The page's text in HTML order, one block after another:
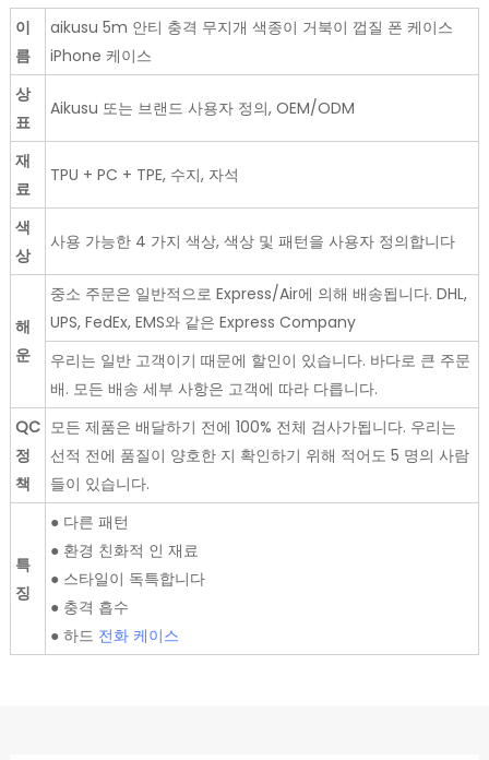
이
름
aikusu 5m 안티 충격 무지개 색종이 거북이 껍질 폰 케이스
iPhone 케이스
상
표
Aikusu 또는 브랜드 사용자 정의, OEM/ODM
재
료
TPU + PC + TPE, 수지, 자석
색
상
사용 가능한 4 가지 색상, 색상 및 패턴을 사용자 정의합니다
해
운
중소 주문은 일반적으로 Express/Air에 의해 배송됩니다. DHL,
UPS, FedEx, EMS와 같은 Express Company
우리는 일반 고객이기 때문에 할인이 있습니다. 바다로 큰 주문
배. 모든 배송 세부 사항은 고객에 따라 다릅니다.
QC
정
책
모든 제품은 배달하기 전에 100% 전체 검사가됩니다. 우리는
선적 전에 품질이 양호한 지 확인하기 위해 적어도 5 명의 사람
들이 있습니다.
특
징
● 다른 패턴
● 환경 친화적 인 재료
● 스타일이 독특합니다
● 충격 흡수
● 하드 전화 케이스